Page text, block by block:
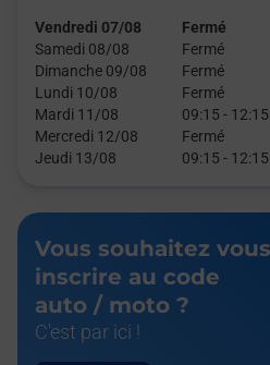
Vendredi 07/08
Fermé
Samedi 08/08
Fermé
Dimanche 09/08
Fermé
Lundi 10/08
Fermé
Mardi 11/08
09:15 - 12:15
Mercredi 12/08
Fermé
Jeudi 13/08
09:15 - 12:15
Vous souhaitez vous
inscrire au code
auto / moto ?
C'est par ici !